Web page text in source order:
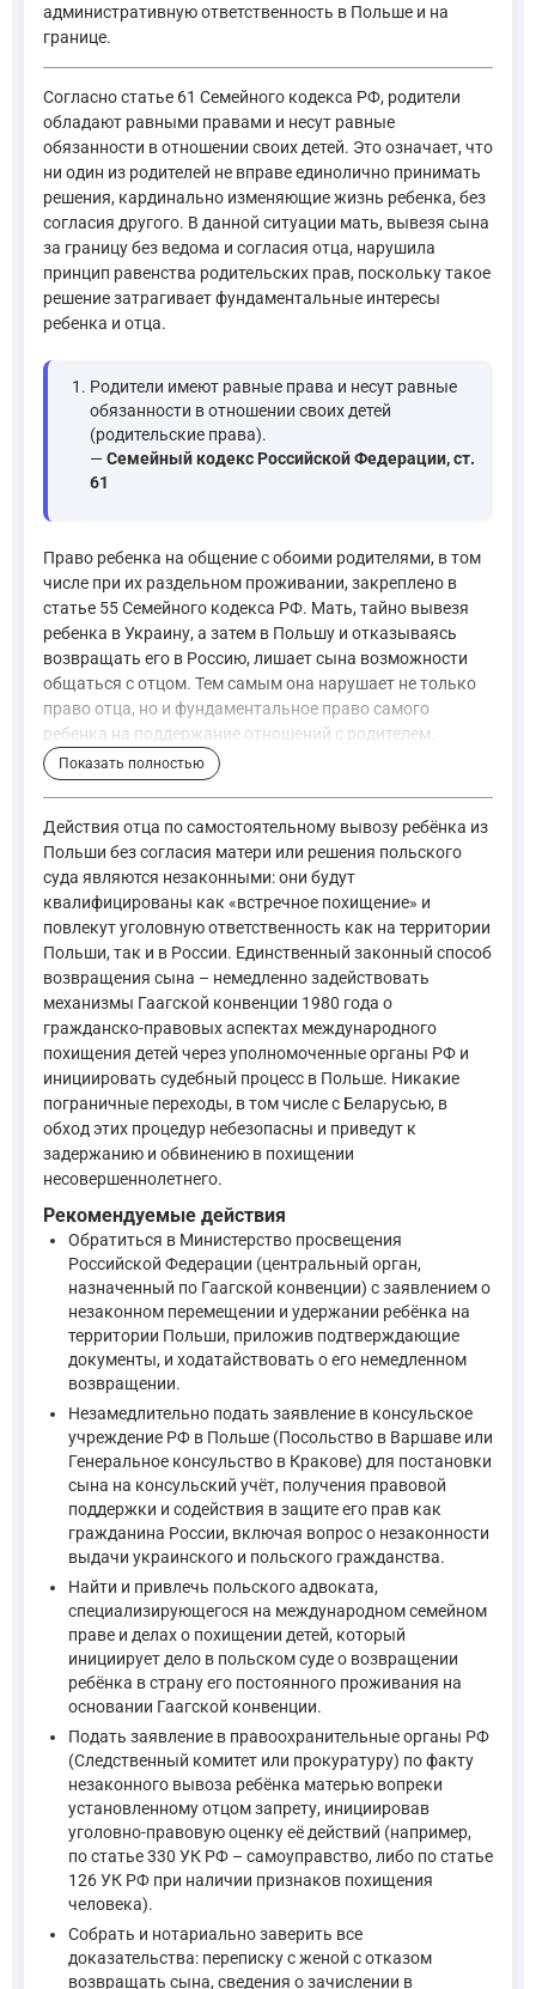
административную ответственность в Польше и на
границе.
Согласно статье 61 Семейного кодекса РФ, родители
обладают равными правами и несут равные
обязанности в отношении своих детей. Это означает, что
ни один из родителей не вправе единолично принимать
решения, кардинально изменяющие жизнь ребенка, без
согласия другого. В данной ситуации мать, вывезя сына
за границу без ведома и согласия отца, нарушила
принцип равенства родительских прав, поскольку такое
решение затрагивает фундаментальные интересы
ребенка и отца.
Родители имеют равные права и несут равные
обязанности в отношении своих детей
(родительские права).
—Семейный кодекс Российской Федерации, ст.
61
Право ребенка на общение с обоими родителями, в том
числе при их раздельном проживании, закреплено в
статье 55 Семейного кодекса РФ. Мать, тайно вывезя
ребенка в Украину, а затем в Польшу и отказываясь
возвращать его в Россию, лишает сына возможности
общаться с отцом. Тем самым она нарушает не только
право отца, но и фундаментальное право самого
ребенка на поддержание отношений с родителем.
Ребенок имеет право на общение с обоими
—Семейный кодекс Российской Федерации, ст. 55
Статья 63 Семейного кодекса РФ возлагает на родителей
Родители имеют право и обязаны воспитывать своих
Родители обязаны обеспечить получение детьми
—Семейный кодекс Российской Федерации, ст. 63
Статья 65 Семейного кодекса РФ устанавливает, что
Родительские права не могут осуществляться в
Все вопросы, касающиеся воспитания и образования
Семейный кодекс Российской Федерации, ст. 65
Право родителя, проживающего отдельно от ребенка, на
Родитель, проживающий отдельно от ребенка, имеет
—Семейный кодекс Российской Федерации, ст. 66
Статья 68 Семейного кодекса РФ предоставляет родителю
Родители вправе требовать возврата ребенка от
—Семейный кодекс Российской Федерации, ст. 68
Федеральный закон № 114-ФЗ "О порядке выезда из РФ и
Несовершеннолетний гражданин Российской Федерации
—Федеральный закон от 15 августа 1996 г. № 114-ФЗ «О
Статья 21 того же закона предусматривает, что законный
Статья 21. Законный представитель
— Федеральный закон от 15 августа 1996 г. № 114-ФЗ «О
Статья 22 Федерального закона № 114-ФЗ возлагает
Статья 22. Ответственность за жизнь и здоровье
Показать полностью
Действия отца по самостоятельному вывозу ребёнка из
Польши без согласия матери или решения польского
суда являются незаконными: они будут
квалифицированы как «встречное похищение» и
повлекут уголовную ответственность как на территории
Польши, так и в России. Единственный законный способ
возвращения сына – немедленно задействовать
механизмы Гаагской конвенции 1980 года о
гражданско-правовых аспектах международного
похищения детей через уполномоченные органы РФ и
инициировать судебный процесс в Польше. Никакие
пограничные переходы, в том числе с Беларусью, в
обход этих процедур небезопасны и приведут к
задержанию и обвинению в похищении
несовершеннолетнего.
Рекомендуемые действия
Обратиться в Министерство просвещения
Российской Федерации (центральный орган,
назначенный по Гаагской конвенции) с заявлением о
незаконном перемещении и удержании ребёнка на
территории Польши, приложив подтверждающие
документы, и ходатайствовать о его немедленном
возвращении.
Незамедлительно подать заявление в консульское
учреждение РФ в Польше (Посольство в Варшаве или
Генеральное консульство в Кракове) для постановки
сына на консульский учёт, получения правовой
поддержки и содействия в защите его прав как
гражданина России, включая вопрос о незаконности
выдачи украинского и польского гражданства.
Найти и привлечь польского адвоката,
специализирующегося на международном семейном
праве и делах о похищении детей, который
инициирует дело в польском суде о возвращении
ребёнка в страну его постоянного проживания на
основании Гаагской конвенции.
Подать заявление в правоохранительные органы РФ
(Следственный комитет или прокуратуру) по факту
незаконного вывоза ребёнка матерью вопреки
установленному отцом запрету, инициировав
уголовно-правовую оценку её действий (например,
по статье 330 УК РФ – самоуправство, либо по статье
126 УК РФ при наличии признаков похищения
человека).
Собрать и нотариально заверить все
доказательства: переписку с женой с отказом
возвращать сына, сведения о зачислении в